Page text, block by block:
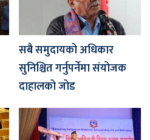
सबै समुदायको अधिकार
सुनिश्चित गर्नुपर्नेमा संयोजक
दाहालको जोड